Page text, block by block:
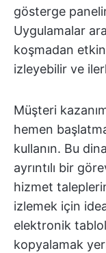
gösterge
Uygulamalar
koşmadan
izleyebilir ve
Müşteri
hemen
kullanın. Bu
ayrıntılı bir
hizmet
izlemek için
elektronik
kopyalamak